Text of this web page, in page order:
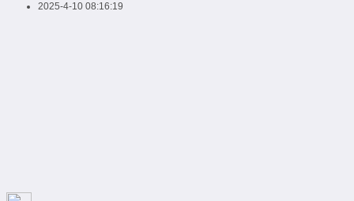
2025-4-10 08:16:19